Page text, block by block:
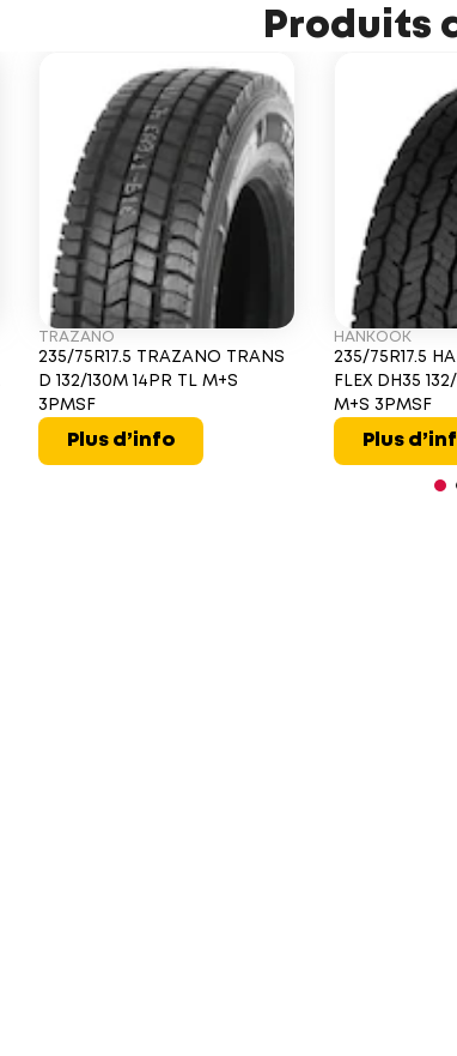
Produits
TRAZANO
235/75R17.5 TRAZANO TRANS
D 132/130M 14PR TL M+S
3PMSF
Plus d’info
HANKOOK
235/75R17.5
FLEX DH35
M+S 3PMSF
Plus